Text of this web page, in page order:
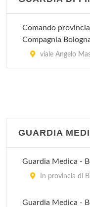
Villa Torri
Comando
Compagnia
viale Angelo
GUARDIA
Guardia Medica -
In provincia di
Guardia Medica -